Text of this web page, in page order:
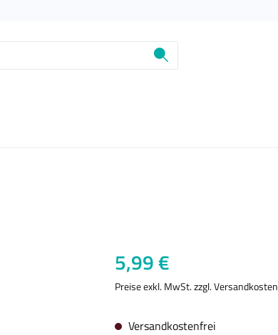
Regulärer Preis:
5,99 €
Preise exkl. MwSt. zzgl. Versandkosten
Versandkostenfrei